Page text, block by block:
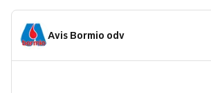
Avis Bormio odv